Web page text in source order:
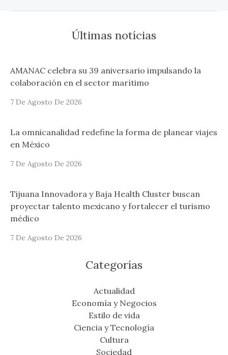
Últimas notícias
AMANAC celebra su 39 aniversario impulsando la
colaboración en el sector marítimo
7 De Agosto De 2026
La omnicanalidad redefine la forma de planear viajes
en México
7 De Agosto De 2026
Tijuana Innovadora y Baja Health Cluster buscan
proyectar talento mexicano y fortalecer el turismo
médico
7 De Agosto De 2026
Categorías
Actualidad
Economía y Negocios
Estilo de vida
Ciencia y Tecnología
Cultura
Sociedad